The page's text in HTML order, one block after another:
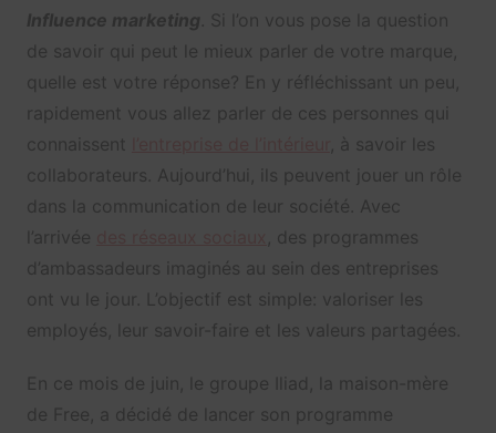
Influence marketing . Si l’on vous pose la question
de savoir qui peut le mieux parler de votre marque,
quelle est votre réponse? En y réfléchissant un peu,
rapidement vous allez parler de ces personnes qui
connaissent
, à savoir les
collaborateurs. Aujourd’hui, ils peuvent jouer un rôle
dans la communication de leur société. Avec
l’arrivée
, des programmes
d’ambassadeurs imaginés au sein des entreprises
ont vu le jour. L’objectif est simple: valoriser les
employés, leur savoir-faire et les valeurs partagées.
En ce mois de juin, le groupe Iliad, la maison-mère
de Free, a décidé de lancer son programme